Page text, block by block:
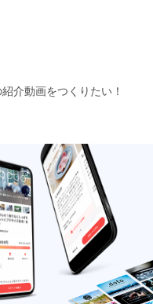
介動画をつくりたい！